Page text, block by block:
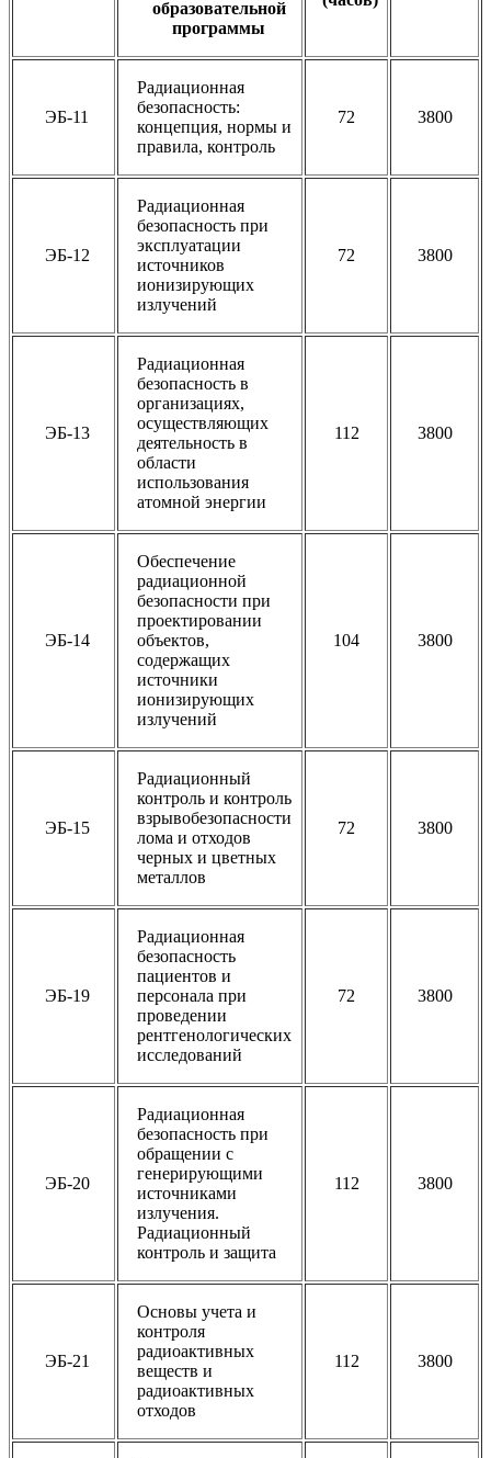
образовательной
программы
ЭБ-11
Радиационная
безопасность:
концепция, нормы и
правила, контроль
72 3800
ЭБ-12
Радиационная
безопасность при
эксплуатации
источников
ионизирующих
излучений
72 3800
ЭБ-13
Радиационная
безопасность в
организациях,
осуществляющих
деятельность в
области
использования
атомной энергии
112 3800
ЭБ-14
Обеспечение
радиационной
безопасности при
проектировании
объектов,
содержащих
источники
ионизирующих
излучений
104 3800
ЭБ-15
Радиационный
контроль и контроль
взрывобезопасности
лома и отходов
черных и цветных
металлов
72 3800
ЭБ-19
Радиационная
безопасность
пациентов и
персонала при
проведении
рентгенологических
исследований
72 3800
ЭБ-20
Радиационная
безопасность при
обращении с
генерирующими
источниками
излучения.
Радиационный
контроль и защита
112 3800
ЭБ-21
Основы учета и
контроля
радиоактивных
веществ и
радиоактивных
отходов
112 3800